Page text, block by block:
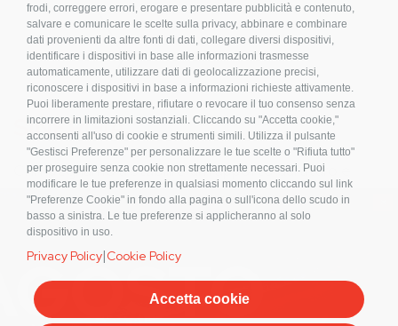
frodi, correggere errori, erogare e presentare pubblicità e contenuto,
salvare e comunicare le scelte sulla privacy, abbinare e combinare
dati provenienti da altre fonti di dati, collegare diversi dispositivi,
identificare i dispositivi in base alle informazioni trasmesse
automaticamente, utilizzare dati di geolocalizzazione precisi,
riconoscere i dispositivi in base a informazioni richieste attivamente.
Puoi liberamente prestare, rifiutare o revocare il tuo consenso senza
incorrere in limitazioni sostanziali. Cliccando su "Accetta cookie,"
acconsenti all'uso di cookie e strumenti simili. Utilizza il pulsante
"Gestisci Preferenze" per personalizzare le tue scelte o "Rifiuta tutto"
per proseguire senza cookie non strettamente necessari. Puoi
modificare le tue preferenze in qualsiasi momento cliccando sul link
"Preferenze Cookie" in fondo alla pagina o sull'icona dello scudo in
basso a sinistra. Le tue preferenze si applicheranno al solo
dispositivo in uso.
Privacy Policy|Cookie Policy
Accetta cookie
SINERGIA
Ci impegnamo a stabilire un rapporto duraturo e
collaborativo con i nostri clienti cercando di dare
sempre il massimo delservizio ed efficienza.
soddisfazione dei nostri clienti è il nostro
biglietto da visita.